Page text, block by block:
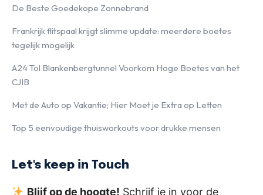
De Beste Goedekope Zonnebrand
Frankrijk flitspaal krijgt slimme update: meerdere boetes
tegelijk mogelijk
A24 Tol Blankenbergtunnel Voorkom Hoge Boetes van het
CJIB
Met de Auto op Vakantie; Hier Moet je Extra op Letten
Top 5 eenvoudige thuisworkouts voor drukke mensen
Let's keep in Touch
Blijf op de hoogte! Schrijf je in voor de